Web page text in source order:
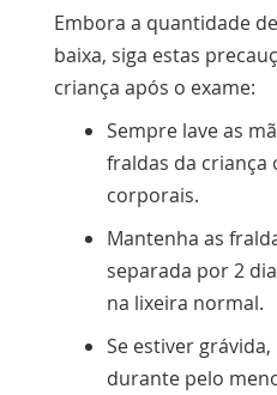
Embora a quantidade
baixa, siga estas
criança após o exame:
Sempre lave as
fraldas da criança
corporais.
Mantenha as
separada por 2
na lixeira normal.
Se estiver grávida,
durante pelo